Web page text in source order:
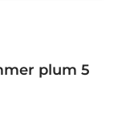
plum 5